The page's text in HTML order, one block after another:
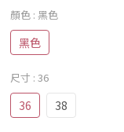
顏色 : 黑色
黑色
尺寸 : 36
36 38